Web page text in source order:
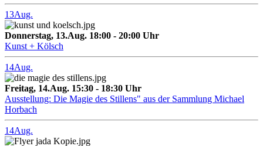
13Aug.
Donnerstag, 13.Aug. 18:00 - 20:00 Uhr
Kunst + Kölsch
14Aug.
Freitag, 14.Aug. 15:30 - 18:30 Uhr
Ausstellung: Die Magie des Stillens" aus der Sammlung Michael
Horbach
14Aug.